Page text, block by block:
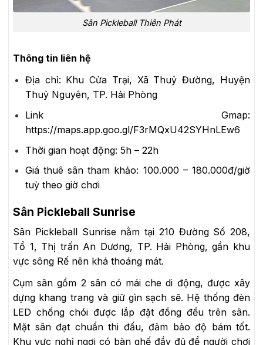
Sân Pickleball Thiên Phát
Thông tin liên hệ
Địa chỉ: Khu Cửa Trại, Xã Thuỷ Đường, Huyện
Thuỷ Nguyên, TP. Hải Phòng
Link Gmap:
https://maps.app.goo.gl/F3rMQxU42SYHnLEw6
Thời gian hoạt động: 5h – 22h
Giá thuê sân tham khảo: 100.000 – 180.000đ/giờ
tuỳ theo giờ chơi
Sân Pickleball Sunrise
Sân Pickleball Sunrise nằm tại 210 Đường Số 208,
Tổ 1, Thị trấn An Dương, TP. Hải Phòng, gần khu
vực sông Rế nên khá thoáng mát.
Cụm sân gồm 2 sân có mái che di động, được xây
dựng khang trang và giữ gìn sạch sẽ. Hệ thống đèn
LED chống chói được lắp đặt đồng đều trên sân.
Mặt sân đạt chuẩn thi đấu, đảm bảo độ bám tốt.
Khu vực nghỉ ngơi có bàn ghế đầy đủ để người chơi